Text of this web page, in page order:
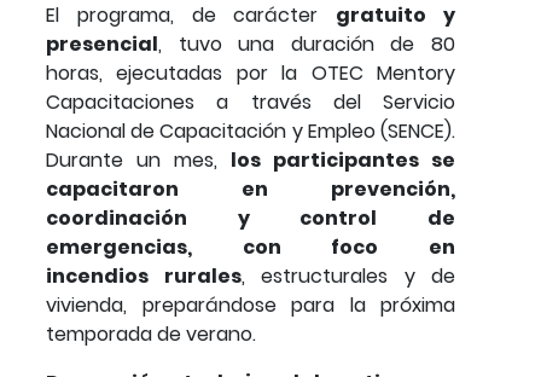
El programa, de carácter gratuito y
presencial, tuvo una duración de 80
horas, ejecutadas por la OTEC Mentory
Capacitaciones a través del Servicio
Nacional de Capacitación y Empleo (SENCE).
Durante un mes, los participantes se
capacitaron en prevención,
coordinación y control de
emergencias, con foco en
incendios rurales, estructurales y de
vivienda, preparándose para la próxima
temporada de verano.